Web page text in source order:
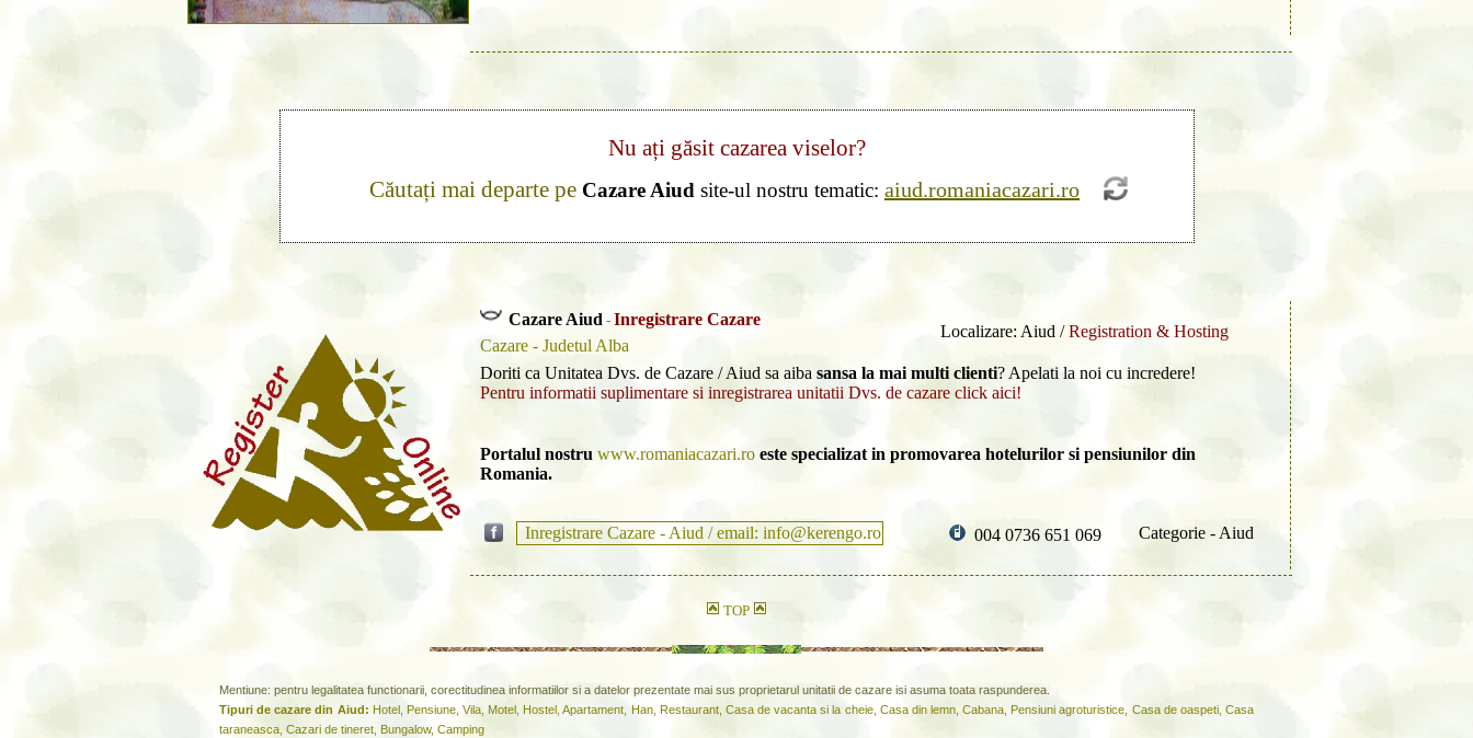
Nu ați găsit cazarea viselor?
Căutați mai departe pe Cazare Aiud site-ul nostru tematic: aiud.romaniacazari.ro
Cazare Aiud - Inregistrare Cazare
Cazare - Judetul Alba
Localizare: Aiud /Registration & Hosting
Doriti ca Unitatea Dvs. de Cazare / Aiud sa aiba sansa la mai multi clienti? Apelati la noi cu incredere!
Pentru informatii suplimentare si inregistrarea unitatii Dvs. de cazare click aici!
Portalul nostru www.romaniacazari.ro este specializat in promovarea hotelurilor si pensiunilor din
Romania.
Inregistrare Cazare - Aiud / email: info@kerengo.ro 004 0736 651 069 Categorie - Aiud
TOP
Mentiune: pentru legalitatea functionarii, corectitudinea informatiilor si a datelor prezentate mai sus proprietarul unitatii de cazare isi asuma toata raspunderea.
Tipuri de cazare din Aiud: Hotel, Pensiune, Vila, Motel, Hostel, Apartament, Han, Restaurant, Casa de vacanta si la cheie, Casa din lemn, Cabana, Pensiuni agroturistice, Casa de oaspeti, Casa
taraneasca, Cazari de tineret, Bungalow, Camping